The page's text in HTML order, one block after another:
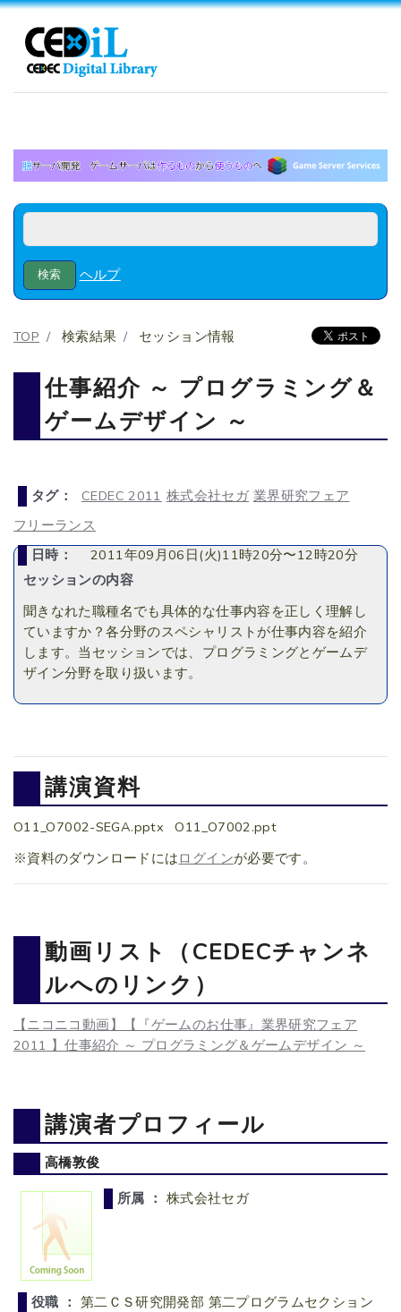
ヘルプ
TOP 検索結果 セッション情報
仕事紹介 ～ プログラミング＆
ゲームデザイン ～
タグ： CEDEC 2011 株式会社セガ 業界研究フェア
フリーランス
日時：
2011年09月06日(火)11時20分〜12時20分
セッションの内容
聞きなれた職種名でも具体的な仕事内容を正しく理解し
ていますか？各分野のスペシャリストが仕事内容を紹介
します。当セッションでは、プログラミングとゲームデ
ザイン分野を取り扱います。
講演資料
O11_O7002-SEGA.pptx
O11_O7002.ppt
※資料のダウンロードには ログインが必要です。
動画リスト（CEDECチャンネ
ルへのリンク）
【ニコニコ動画】【『ゲームのお仕事』業界研究フェア
2011 】仕事紹介 ～ プログラミング＆ゲームデザイン ～
講演者プロフィール
高橋敦俊
所属 ： 株式会社セガ
役職 ： 第二ＣＳ研究開発部 第二プログラムセクション